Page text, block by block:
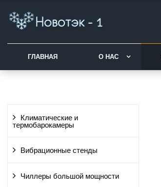
ГЛАВНАЯ О НАС
Климатические и
термобарокамеры
Вибрационные стенды
Чиллеры большой мощности